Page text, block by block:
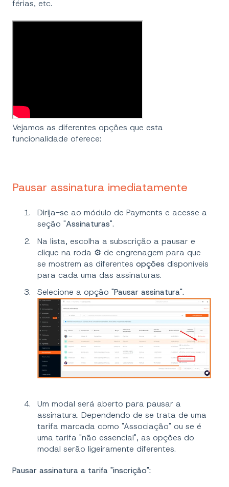
férias, etc.
Vejamos as diferentes opções que esta
funcionalidade oferece:
Pausar assinatura imediatamente
Dirija-se ao módulo de Payments e acesse a
seção "Assinaturas".
Na lista, escolha a subscrição a pausar e
clique na roda ⚙️ de engrenagem para que
se mostrem as diferentes opções disponíveis
para cada uma das assinaturas.
Selecione a opção "Pausar assinatura".
Um modal será aberto para pausar a
assinatura. Dependendo de se trata de uma
tarifa marcada como "Associação" ou se é
uma tarifa "não essencial", as opções do
modal serão ligeiramente diferentes.
Pausar assinatura a tarifa "inscrição":